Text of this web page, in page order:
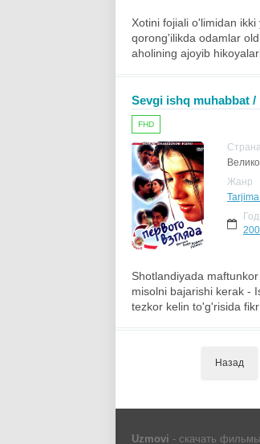
Xotini fojiali o'limidan
qorong'ilikda odamlar
aholining ajoyib
Sevgi ishq muhabbat
FHD
Жанр
Год
Shotlandiyada
misolni bajarishi kerak -
tezkor kelin to'g'risida
Назад
Uzmovi - скачать